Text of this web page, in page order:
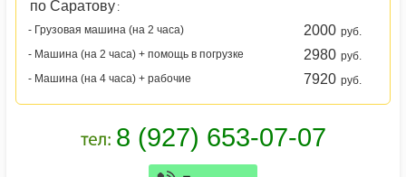
по Саратову :
- Грузовая машина (на 2 часа)
2000 руб.
- Машина (на 2 часа) + помощь в погрузке
2980 руб.
- Машина (на 4 часа) + рабочие
7920 руб.